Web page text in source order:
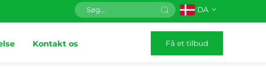
DA
Kontakt os Få et tilbud